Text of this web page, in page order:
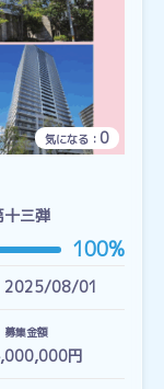
気になる： 0
十三弾
100%
2025/08/01
募集金額
円